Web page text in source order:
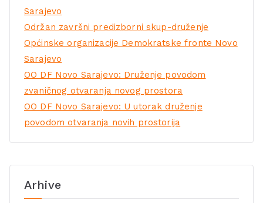
Sarajevo
Održan završni predizborni skup-druženje
Općinske organizacije Demokratske fronte Novo
Sarajevo
OO DF Novo Sarajevo: Druženje povodom
zvaničnog otvaranja novog prostora
OO DF Novo Sarajevo: U utorak druženje
povodom otvaranja novih prostorija
Arhive